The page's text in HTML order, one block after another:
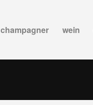
champagner wein